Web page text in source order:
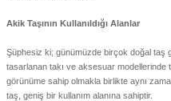
Akik Taşının Kullanıldığı Alanlar
Şüphesiz ki; günümüzde birçok doğal taş
tasarlanan takı ve aksesuar modellerinde
görünüme sahip olmakla birlikte aynı
taş, geniş bir kullanım alanına sahiptir.